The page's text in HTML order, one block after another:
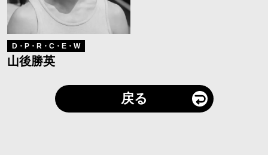
D・P・R・C・E・W
山後勝英
戻る